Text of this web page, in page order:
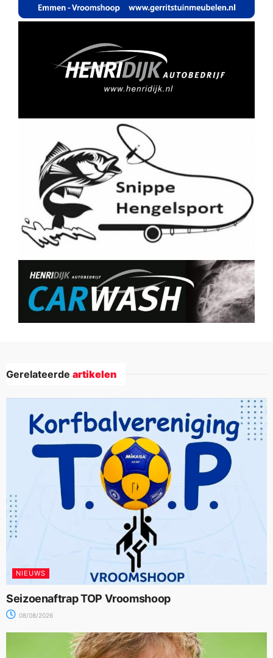
Gerelateerde artikelen
NIEUWS
Seizoenaftrap TOP Vroomshoop
08/08/2026